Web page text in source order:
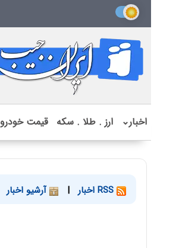
اخبار⌄ ارز . طلا . سکه قیمت خودرو
| آرشیو اخبار